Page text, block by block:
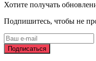
Хотите получать
Подпишитесь, чтобы не